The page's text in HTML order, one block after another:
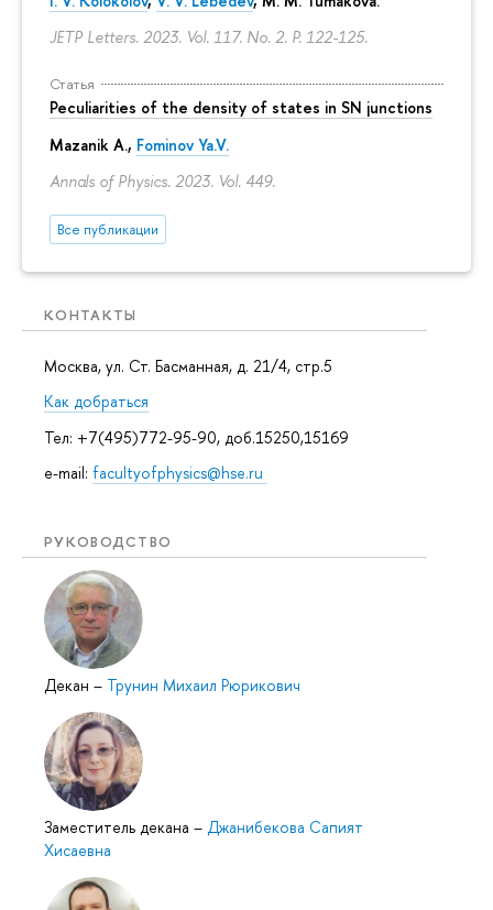
JETP Letters. 2023. Vol. 117. No. 2. P. 122-125.
Статья
Peculiarities of the density of states in SN junctions
Mazanik A., Fominov Ya.V.
Annals of Physics. 2023. Vol. 449.
Все публикации
КОНТАКТЫ
Москва, ул. Ст. Басманная, д. 21/4, стр.5
Как добраться
Тел: +7(495)772-95-90, доб.15250,15169
e-mail: facultyofphysics@hse.ru
РУКОВОДСТВО
Декан – Трунин Михаил Рюрикович
Заместитель декана – Джанибекова Сапият
Хисаевна